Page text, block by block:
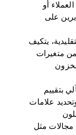
أو
على
يتكيف
متغيرات
بتقييم
علامات
مثل